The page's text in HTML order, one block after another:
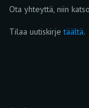
Ota yhteyttä, niin
Tilaa uutiskirjetäältä.